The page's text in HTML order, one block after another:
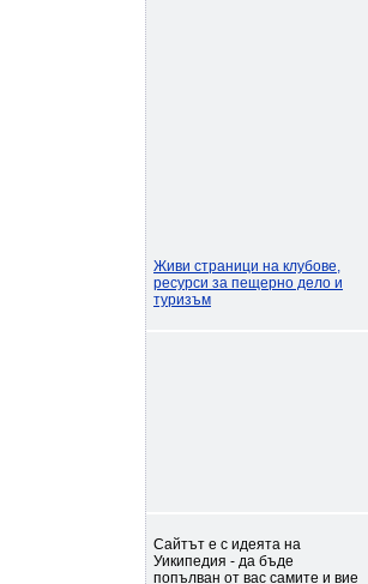
Живи страници на клубове,
ресурси за пещерно дело и
туризъм
Сайтът е с идеята на
Уикипедия - да бъде
попълван от вас самите и вие